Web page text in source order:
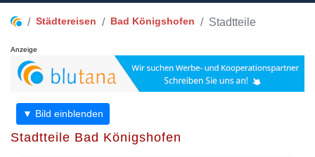
Städtereisen Bad Königshofen Stadtteile
Anzeige
▼ Bild einblenden
Stadtteile Bad Königshofen